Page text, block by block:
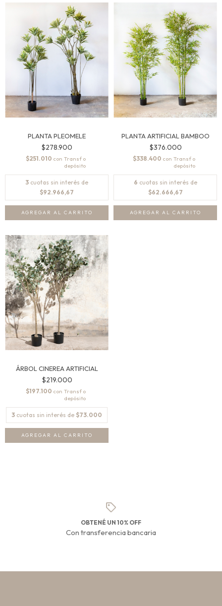
PLANTA PLEOMELE
$278.900
$251.010 con
3 cuotas sin interés de
$92.966,67
AGREGAR AL CARRITO
PLANTA ARTIFICIAL BAMBOO
$376.000
$338.400 con
6 cuotas sin interés de
$62.666,67
AGREGAR AL CARRITO
ÁRBOL CINEREA ARTIFICIAL
$219.000
$197.100 con
3 cuotas sin interés de $73.000
AGREGAR AL CARRITO
OBTENÉ UN 10% OFF
Con transferencia bancaria